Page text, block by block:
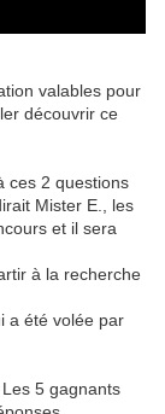
valables pour
découvrir ce
ces 2 questions
Mister E., les
et il sera
à la recherche
a été volée par
5 gagnants